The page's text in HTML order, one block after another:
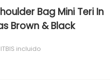
Bag Mini Teri In
Brown & Black
ITBIS incluido